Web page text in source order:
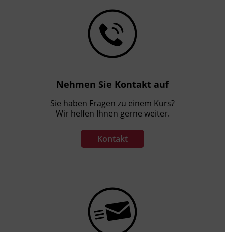
Nehmen Sie Kontakt auf
Sie haben Fragen zu einem Kurs?
Wir helfen Ihnen gerne weiter.
Kontakt